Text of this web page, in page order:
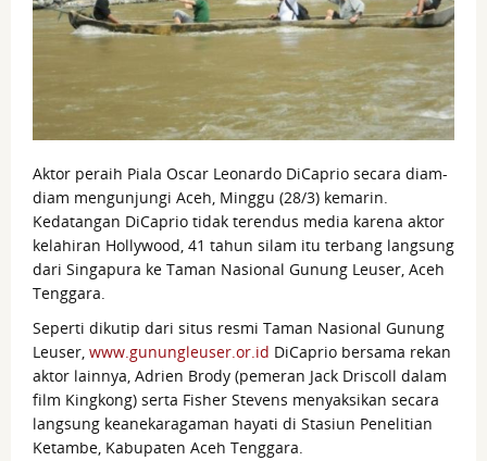
Aktor peraih Piala Oscar Leonardo DiCaprio secara diam-
diam mengunjungi Aceh, Minggu (28/3) kemarin.
Kedatangan DiCaprio tidak terendus media karena aktor
kelahiran Hollywood, 41 tahun silam itu terbang langsung
dari Singapura ke Taman Nasional Gunung Leuser, Aceh
Tenggara.
Seperti dikutip dari situs resmi Taman Nasional Gunung
Leuser, www.gunungleuser.or.id DiCaprio bersama rekan
aktor lainnya, Adrien Brody (pemeran Jack Driscoll dalam
film Kingkong) serta Fisher Stevens menyaksikan secara
langsung keanekaragaman hayati di Stasiun Penelitian
Ketambe, Kabupaten Aceh Tenggara.